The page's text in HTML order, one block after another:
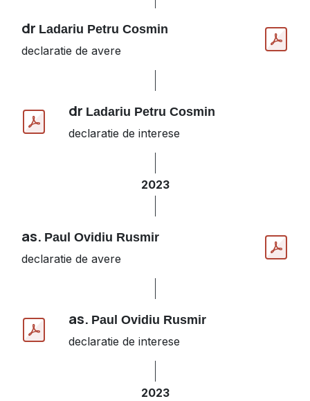
dr Ladariu Petru Cosmin
declaratie de avere
dr Ladariu Petru Cosmin
declaratie de interese
2023
as. Paul Ovidiu Rusmir
declaratie de avere
as. Paul Ovidiu Rusmir
declaratie de interese
2023